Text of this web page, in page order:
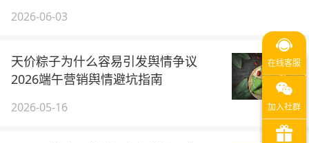
2026-06-03
天价粽子为什么容易引发舆情争议
2026端午营销舆情避坑指南
2026-05-16